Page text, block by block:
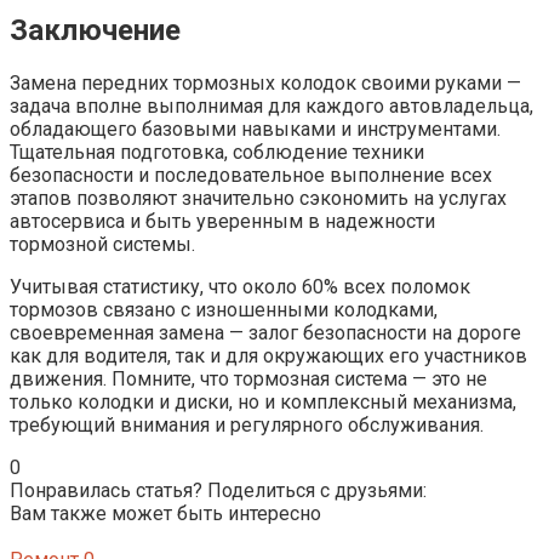
Заключение
Замена передних тормозных колодок своими руками —
задача вполне выполнимая для каждого автовладельца,
обладающего базовыми навыками и инструментами.
Тщательная подготовка, соблюдение техники
безопасности и последовательное выполнение всех
этапов позволяют значительно сэкономить на услугах
автосервиса и быть уверенным в надежности
тормозной системы.
Учитывая статистику, что около 60% всех поломок
тормозов связано с изношенными колодками,
своевременная замена — залог безопасности на дороге
как для водителя, так и для окружающих его участников
движения. Помните, что тормозная система — это не
только колодки и диски, но и комплексный механизма,
требующий внимания и регулярного обслуживания.
0
Понравилась статья? Поделиться с друзьями:
Вам также может быть интересно